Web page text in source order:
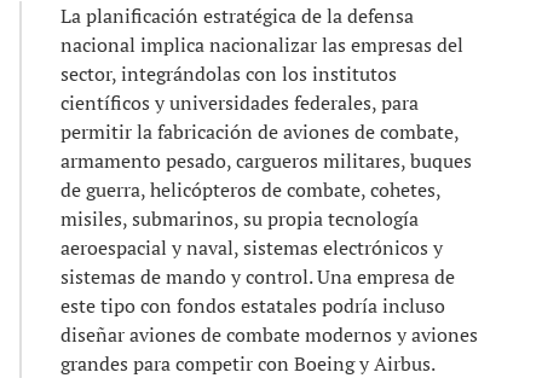
La planificación estratégica de la defensa
nacional implica nacionalizar las empresas del
sector, integrándolas con los institutos
científicos y universidades federales, para
permitir la fabricación de aviones de combate,
armamento pesado, cargueros militares, buques
de guerra, helicópteros de combate, cohetes,
misiles, submarinos, su propia tecnología
aeroespacial y naval, sistemas electrónicos y
sistemas de mando y control. Una empresa de
este tipo con fondos estatales podría incluso
diseñar aviones de combate modernos y aviones
grandes para competir con Boeing y Airbus.